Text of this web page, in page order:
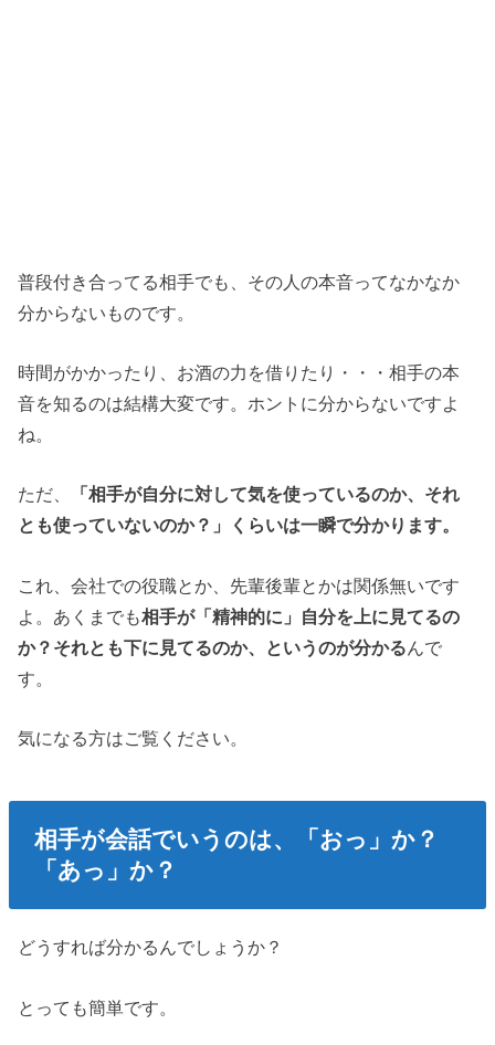
普段付き合ってる相手でも、その人の本音ってなかなか
分からないものです。
時間がかかったり、お酒の力を借りたり・・・相手の本
音を知るのは結構大変です。ホントに分からないですよ
ね。
ただ、
「相手が自分に対して気を使っているのか、それ
とも使っていないのか？」くらいは一瞬で分かります。
これ、会社での役職とか、先輩後輩とかは関係無いです
よ。あくまでも相手が「精神的に」自分を上に見てるの
か？それとも下に見てるのか、というのが分かるんで
す。
気になる方はご覧ください。
相手が会話でいうのは、「おっ」か？
「あっ」か？
どうすれば分かるんでしょうか？
とっても簡単です。